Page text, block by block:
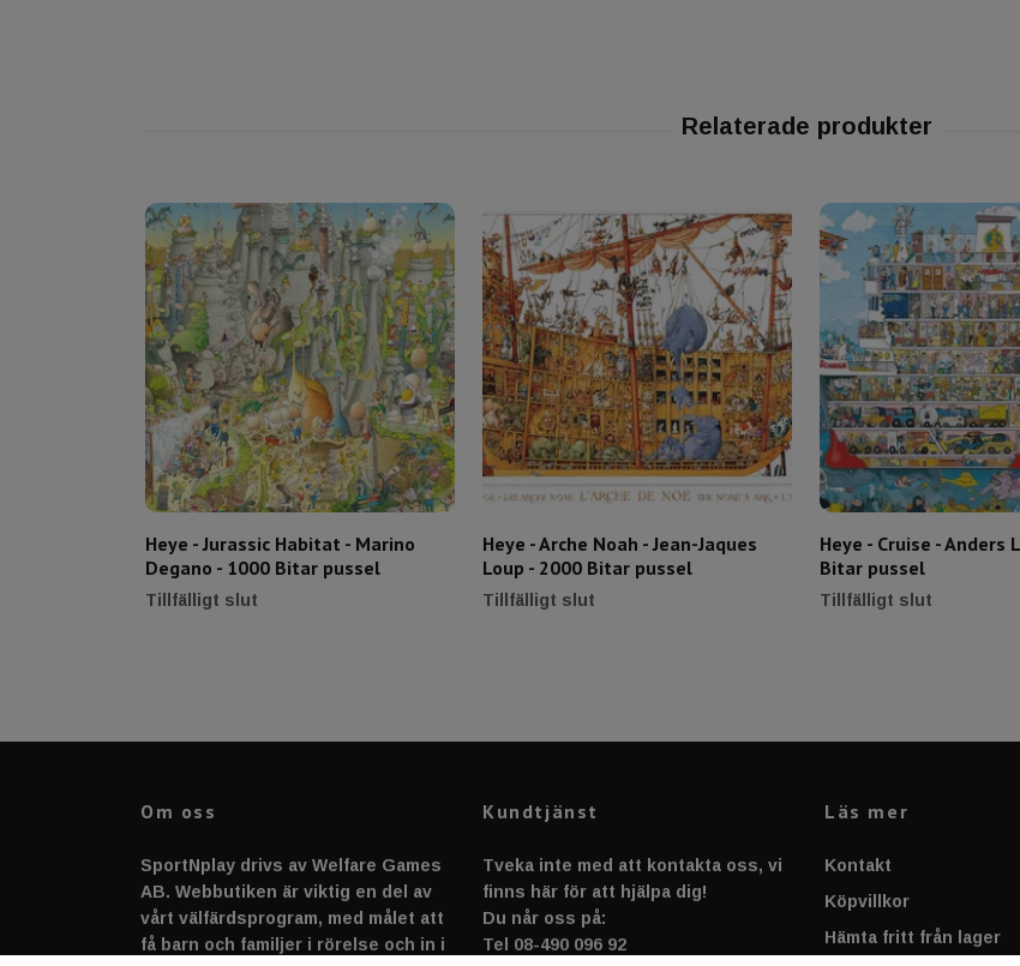
Heye - Jurassic Habitat - Marino
Degano - 1000 Bitar pussel
Tillfälligt slut
Heye - Arche Noah - Jean-Jaques
Loup - 2000 Bitar pussel
Tillfälligt slut
Heye - Cruise - Anders
Bitar pussel
Tillfälligt slut
Om oss
SportNplay drivs av Welfare Games
AB. Webbutiken är viktig en del av
vårt välfärdsprogram, med målet att
få barn och familjer i rörelse och in i
Kundtjänst
Tveka inte med att kontakta oss, vi
finns här för att hjälpa dig!
Du når oss på:
Tel 08-490 096 92
Läs mer
Kontakt
Köpvillkor
Hämta fritt från lager